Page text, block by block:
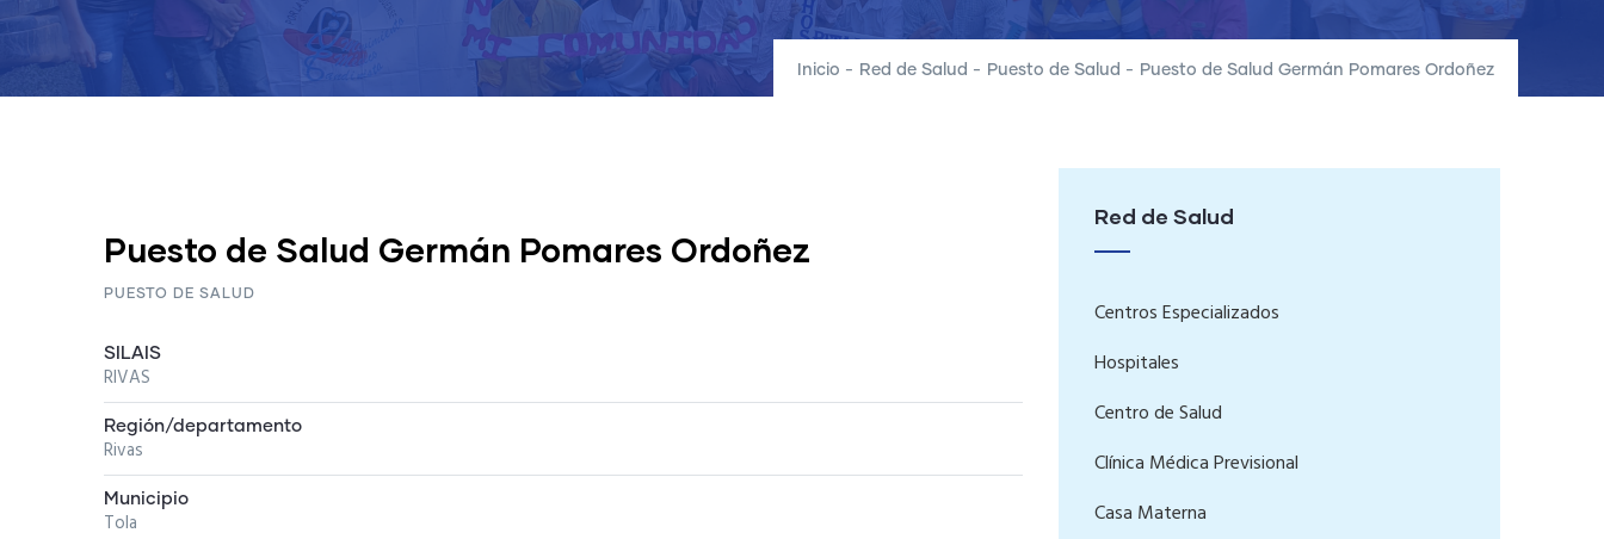
Inicio - Red de Salud - Puesto de Salud - Puesto de Salud Germán Pomares Ordoñez
Puesto de Salud Germán Pomares Ordoñez
PUESTO DE SALUD
SILAIS
RIVAS
Región/departamento
Rivas
Municipio
Tola
Red de Salud
Centros Especializados
Hospitales
Centro de Salud
Clínica Médica Previsional
Casa Materna